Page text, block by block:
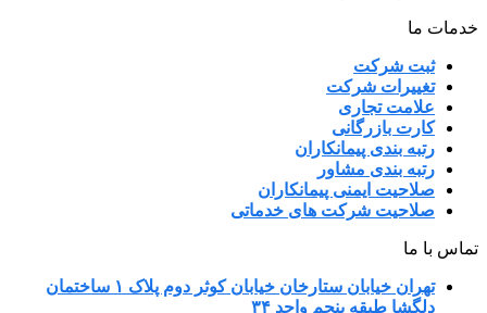
خدمات ما
ثبت شرکت
تغییرات شرکت
علامت تجاری
کارت بازرگانی
رتبه بندی پیمانکاران
رتبه بندی مشاور
صلاحیت ایمنی پیمانکاران
صلاحیت شرکت های خدماتی
تماس با ما
تهران خیابان ستارخان خیابان کوثر دوم پلاک ۱ ساختمان
دلگشا طبقه پنجم واحد ۳۴